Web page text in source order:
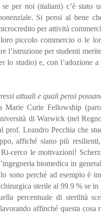
per noi (italiani) c’è stato
Si pensi al bene
per attività
piccolo commercio o le
l’istruzione per studenti
lo studio) e, con l’adozione
attuali e quali pensi
Marie Curie Fellowship
di Warwick (nel
prof. Leandro Pecchia che
affiché siano più
cerco le motivazioni!
biomedica in
sono perché ad esempio è
sterile al 99.9 % se
percentuale di sterilità
affinché questa